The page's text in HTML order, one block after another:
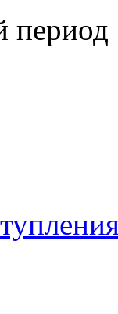
период